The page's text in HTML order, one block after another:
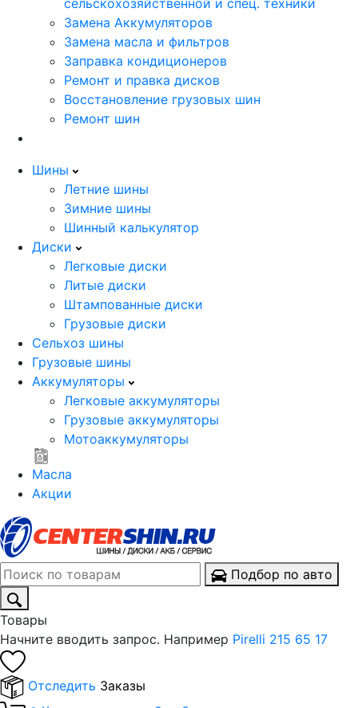
сельскохозяйственной и спец. техники
Замена Аккумуляторов
Замена масла и фильтров
Заправка кондиционеров
Ремонт и правка дисков
Восстановление грузовых шин
Ремонт шин
Шины
Летние шины
Зимние шины
Шинный калькулятор
Диски
Легковые диски
Литые диски
Штампованные диски
Грузовые диски
Сельхоз шины
Грузовые шины
Аккумуляторы
Легковые аккумуляторы
Грузовые аккумуляторы
Мотоаккумуляторы
Масла
Акции
Подбор по авто
Товары
Начните вводить запрос. Например Pirelli 215 65 17
Отследить Заказы